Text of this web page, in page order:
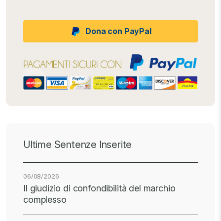
Dona con PayPal
Ultime Sentenze Inserite
06/08/2026
Il giudizio di confondibilità del marchio
complesso